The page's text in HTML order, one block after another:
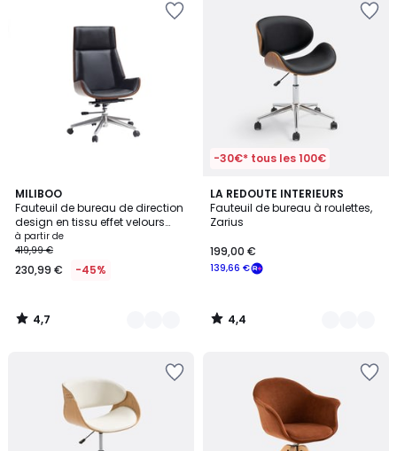
MILIBOO
Fauteuil de bureau de direction
design en tissu effet velours
texturé beige, bois foncé et acier
chromé CURVED
à partir de
419,99 €
230,99 € -45%
4,7
/ 5
4
Couleurs
4,7
/
-30€* tous les 100€
LA REDOUTE INTERIEURS
Fauteuil de bureau à roulettes,
Zarius
139,66 €
199,00 €
4,4
/ 5
2
Couleurs
4,4
/